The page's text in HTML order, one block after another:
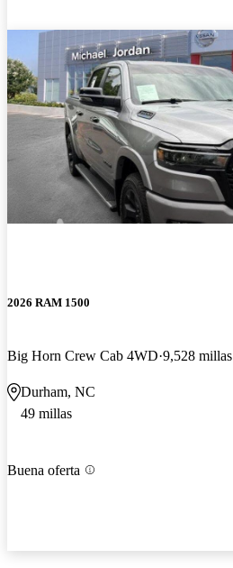
2026 RAM 1500
Big Horn Crew Cab 4WD 9,528 millas
Durham, NC
49 millas
Buena oferta